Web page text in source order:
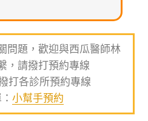
問題，歡迎與西瓜醫師林
，請撥打預約專線
打各診所預約專線
小幫手預約